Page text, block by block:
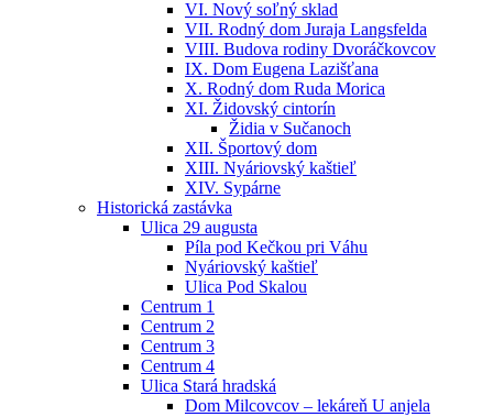
VI. Nový soľný sklad
VII. Rodný dom Juraja Langsfelda
VIII. Budova rodiny Dvoráčkovcov
IX. Dom Eugena Lazišťana
X. Rodný dom Ruda Morica
XI. Židovský cintorín
Židia v Sučanoch
XII. Športový dom
XIII. Nyáriovský kaštieľ
XIV. Sypárne
Historická zastávka
Ulica 29 augusta
Píla pod Kečkou pri Váhu
Nyáriovský kaštieľ
Ulica Pod Skalou
Centrum 1
Centrum 2
Centrum 3
Centrum 4
Ulica Stará hradská
Dom Milcovcov – lekáreň U anjela